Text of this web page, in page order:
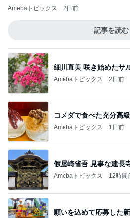
Amebaトピックス 2日前
記事を読む
細川直美 咲き始めたサ
Amebaトピックス 2日前
コメダで食べた充分高
Amebaトピックス 1日前
假屋崎省吾 見事な建長
Amebaトピックス 12時間
願いを込めて応募した